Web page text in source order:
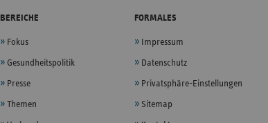
BEREICHE
Fokus
Gesundheitspolitik
Presse
Themen
FORMALES
Impressum
Datenschutz
Privatsphäre-Einstellungen
Sitemap